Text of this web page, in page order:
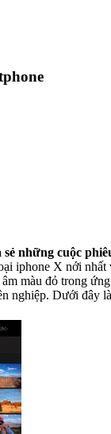
những cuộc
điện thoại iPhone của
nghiệp. Dưới đây